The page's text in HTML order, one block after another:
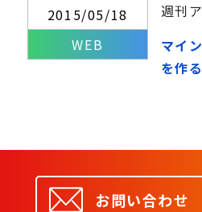
2015/05/18
WEB
週刊
マイ
を作
お問い合わせ